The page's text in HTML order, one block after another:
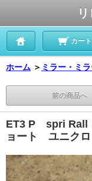
カート
ホーム ＞ ミラー・ミ
前の商品へ
ET3 P spri Rall
ョート ユニクロ